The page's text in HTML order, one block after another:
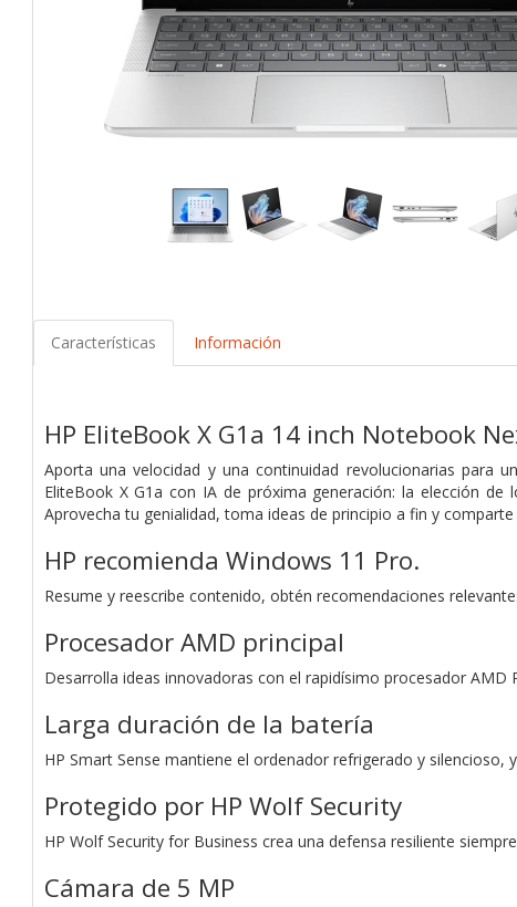
Características Información
HP EliteBook X G1a 14 inch Notebook
Aporta una velocidad y una continuidad revolucionarias para
EliteBook X G1a con IA de próxima generación: la elección
Aprovecha tu genialidad, toma ideas de principio a fin y
HP recomienda Windows 11 Pro.
Resume y reescribe contenido, obtén recomendaciones
Procesador AMD principal
Desarrolla ideas innovadoras con el rapidísimo procesador AMD
Larga duración de la batería
HP Smart Sense mantiene el ordenador refrigerado y
Protegido por HP Wolf Security
HP Wolf Security for Business crea una defensa resiliente
Cámara de 5 MP